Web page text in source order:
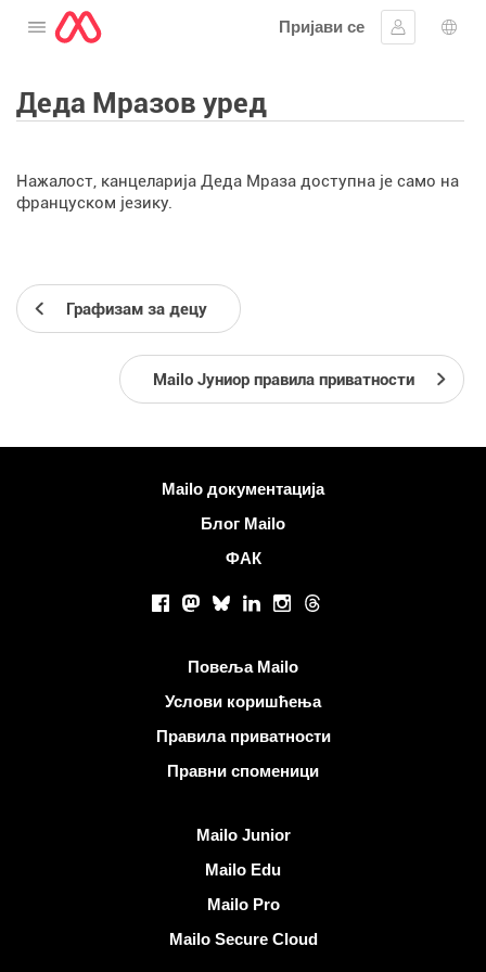
Отворите мени
Пријави се
Пријавите
Деда Мразов уред
Нажалост, канцеларија Деда Мраза доступна је само на
француском језику.
Графизам за децу
Mailo Јуниор правила приватности
Више информацијаMailo документација
Блог Mailo
ФАК
Facebook
Mastodon
BlueskyLinkedInInstagram
Threads
Повеља Mailo
Услови коришћења
Правила приватности
Правни споменици
Mailo Junior
Mailo Edu
Mailo Pro
Mailo Secure Cloud